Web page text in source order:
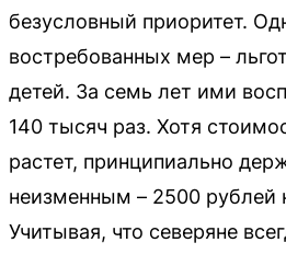
безусловный приоритет.
востребованных мер –
детей. За семь лет ими
140 тысяч раз. Хотя
растет, принципиально
неизменным – 2500 рублей
Учитывая, что северяне